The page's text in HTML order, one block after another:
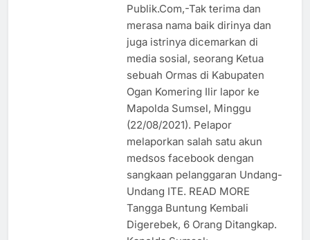
Publik.Com,-Tak terima dan
merasa nama baik dirinya dan
juga istrinya dicemarkan di
media sosial, seorang Ketua
sebuah Ormas di Kabupaten
Ogan Komering Ilir lapor ke
Mapolda Sumsel, Minggu
(22/08/2021). Pelapor
melaporkan salah satu akun
medsos facebook dengan
sangkaan pelanggaran Undang-
Undang ITE. READ MORE
Tangga Buntung Kembali
Digerebek, 6 Orang Ditangkap.